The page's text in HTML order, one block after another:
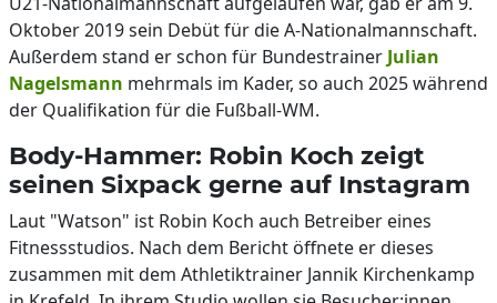
Oktober 2019 sein Debüt für die A-Nationalmannschaft.
Außerdem stand er schon für Bundestrainer Julian
Nagelsmann mehrmals im Kader, so auch 2025 während
der Qualifikation für die Fußball-WM.
Body-Hammer: Robin Koch zeigt
seinen Sixpack gerne auf Instagram
Laut "Watson" ist Robin Koch auch Betreiber eines
Fitnessstudios. Nach dem Bericht öffnete er dieses
zusammen mit dem Athletiktrainer Jannik Kirchenkamp